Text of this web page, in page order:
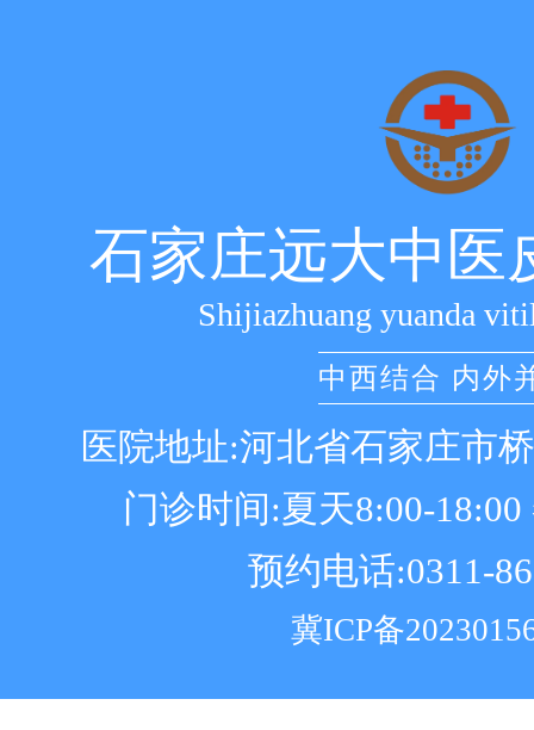
石家庄远大中医
Shijiazhuang yuanda
中西结合 内外
医院地址:河北省石家庄市
门诊时间:夏天8:00-18:00
预约电话:0311-
冀ICP备